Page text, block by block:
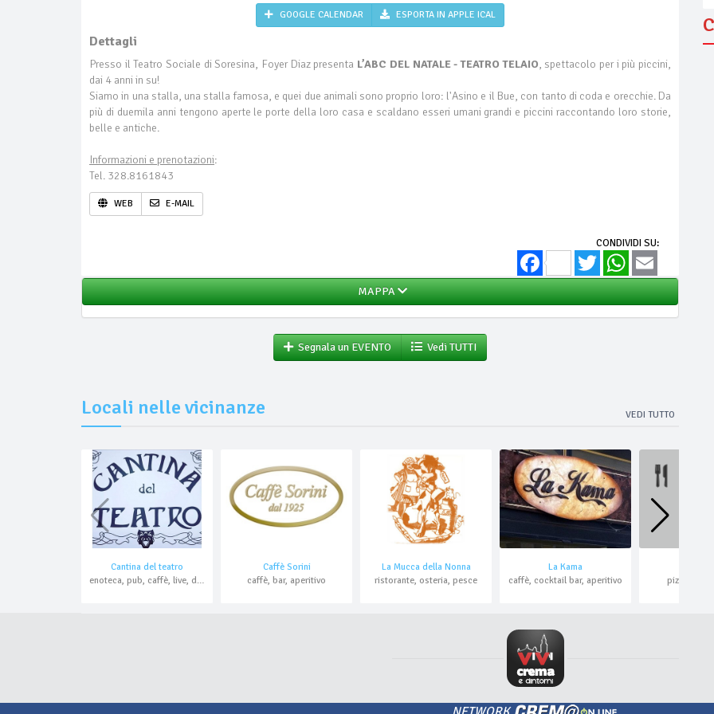
GOOGLE CALENDAR ESPORTA IN APPLE ICAL
Dettagli
Presso il Teatro Sociale di Soresina, Foyer Diaz presenta L’ABC DEL NATALE - TEATRO TELAIO, spettacolo per i più piccini,
dai 4 anni in su!
Siamo in una stalla, una stalla famosa, e quei due animali sono proprio loro: l'Asino e il Bue, con tanto di coda e orecchie. Da
più di duemila anni tengono aperte le porte della loro casa e scaldano esseri umani grandi e piccini raccontando loro storie,
belle e antiche.
Informazioni e prenotazioni:
Tel. 328.8161843
WEB E-MAIL
CONDIVIDI SU:
FacebookTwitter WhatsApp
MAPPA
Segnala un EVENTO Vedi TUTTI
Locali nelle vicinanze VEDI TUTTO
Cantina del teatro
enoteca, pub, caffè, live, domicilio
Caffè Sorini
caffè, bar, aperitivo
La Mucca della Nonna
ristorante, osteria, pesce
La Kama
caffè, cocktail bar, aperitivo
pizzeria,